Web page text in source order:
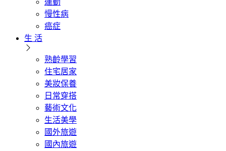
運動
慢性病
癌症
生 活
熟齡學習
住宅居家
美妝保養
日常穿搭
藝術文化
生活美學
國外旅遊
國內旅遊